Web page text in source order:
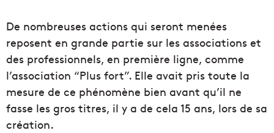
De nombreuses actions qui seront menées
reposent en grande partie sur les associations et
des professionnels, en première ligne, comme
l’association “Plus fort”. Elle avait pris toute la
mesure de ce phénomène bien avant qu’il ne
fasse les gros titres, il y a de cela 15 ans, lors de sa
création.